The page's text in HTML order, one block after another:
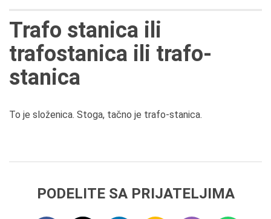
Trafo stanica ili
trafostanica ili trafo-
stanica
To je složenica. Stoga, tačno je trafo-stanica.
PODELITE SA PRIJATELJIMA